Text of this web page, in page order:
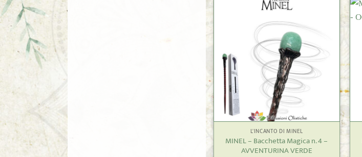
+
L'INCANTO DI MINEL
MINEL – Bacchetta Magica n. 4 –
AVVENTURINA VERDE